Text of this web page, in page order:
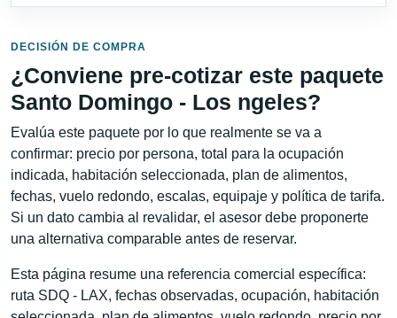
DECISIÓN DE COMPRA
¿Conviene pre-cotizar este paquete
Santo Domingo - Los ngeles?
Evalúa este paquete por lo que realmente se va a
confirmar: precio por persona, total para la ocupación
indicada, habitación seleccionada, plan de alimentos,
fechas, vuelo redondo, escalas, equipaje y política de tarifa.
Si un dato cambia al revalidar, el asesor debe proponerte
una alternativa comparable antes de reservar.
Esta página resume una referencia comercial específica:
ruta SDQ - LAX, fechas observadas, ocupación, habitación